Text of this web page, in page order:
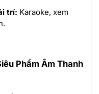
trí: Karaoke, xem
Phẩm Âm Thanh